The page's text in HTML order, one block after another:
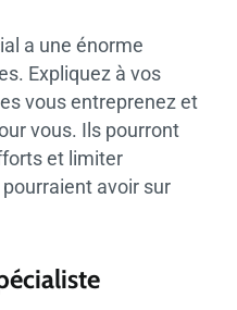
a une énorme
Expliquez à vos
vous entreprenez et
vous. Ils pourront
et limiter
pourraient avoir sur